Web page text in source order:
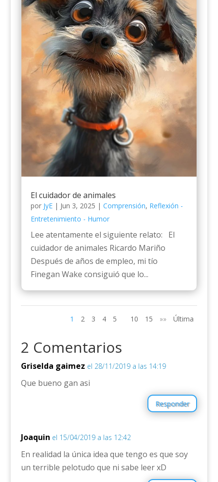
El cuidador de animales
por JyE| Jun 3, 2025 | Comprensión, Reflexión -
Entretenimiento - Humor
Lee atentamente el siguiente relato: El
cuidador de animales Ricardo Mariño
Después de años de empleo, mi tío
Finegan Wake consiguió que lo...
1 2 3 4 5 10 15 »» Última
2 Comentarios
Griselda gaimez el 28/11/2019 a las 14:19
Que bueno gan asi
Responder
Joaquin el 15/04/2019 a las 12:42
En realidad la única idea que tengo es que soy
un terrible pelotudo que ni sabe leer xD